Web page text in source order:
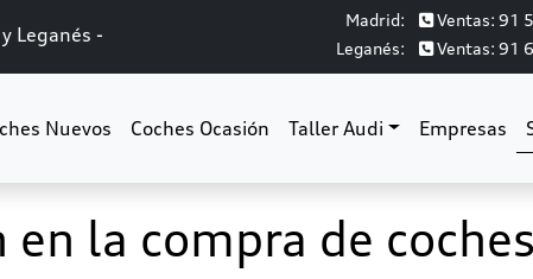
Leganés -
Madrid: Ventas: 91
Leganés:
Ventas: 91
Nuevos Coches Ocasión Taller Audi Empresas
en la compra de